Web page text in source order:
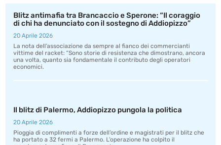
Blitz antimafia tra Brancaccio e Sperone: “Il coraggio
di chi ha denunciato con il sostegno di Addiopizzo”
20 Aprile 2026
La nota dell’associazione da sempre al fianco dei commercianti
vittime del racket: “Sono storie di resistenza che dimostrano, ancora
una volta, quanto sia fondamentale il contributo degli operatori
economici.
Il blitz di Palermo, Addiopizzo pungola la politica
20 Aprile 2026
Pioggia di complimenti a forze dell’ordine e magistrati per il blitz che
ha portato a 32 fermi a Palermo. L’operazione ha colpito il